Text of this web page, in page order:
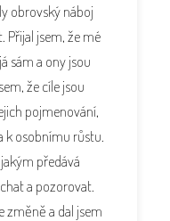
obrovský náboj
Přijal jsem, že mé
sám a ony jsou
že cíle jsou
pojmenování,
k osobnímu růstu.
předává
a pozorovat.
změně a dal jsem